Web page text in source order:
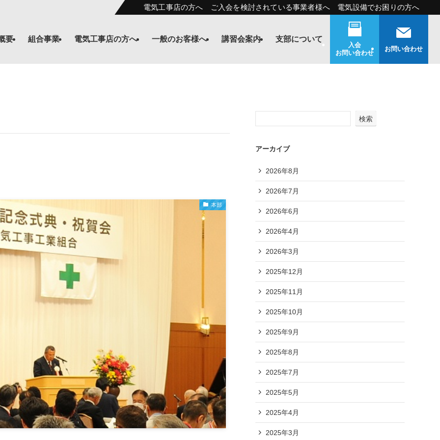
電気工事店の方へ ご入会を検討されている事業者様へ 電気設備でお困りの方へ
要 組合事業 電気工事店の方へ 一般のお客様へ 講習会案内 支部について
入会
お問い合わせ
お問い合わせ
本部
検索
アーカイブ
2026年8月
2026年7月
2026年6月
2026年4月
2026年3月
2025年12月
2025年11月
2025年10月
2025年9月
2025年8月
2025年7月
2025年5月
2025年4月
2025年3月